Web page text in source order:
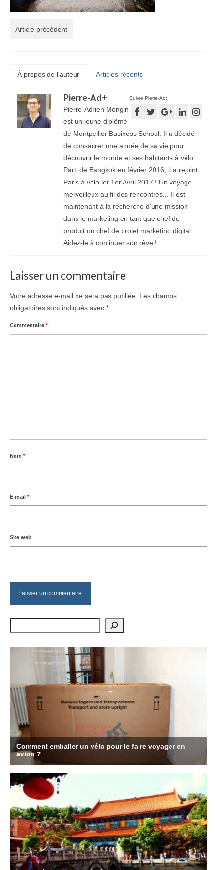
Article précédent
À propos de l'auteur Articles récents
Suivre Pierre-Ad:
Pierre-Ad+
Pierre-Adrien Mongin
est un jeune diplômé
de Montpellier Business School. Il a décidé
de consacrer une année de sa vie pour
découvrir le monde et ses habitants à vélo.
Parti de Bangkok en février 2016, il a rejoint
Paris à vélo ler 1er Avril 2017 ! Un voyage
merveilleux au fil des rencontres... Il est
maintenant à la recherche d'une mission
dans le marketing en tant que chef de
produit ou chef de projet marketing digital.
Aidez-le à continuer son rêve !
Laisser un commentaire
Votre adresse e-mail ne sera pas publiée.
Les champs
obligatoires sont indiqués avec *
Commentaire *
Nom *
E-mail *
Site web